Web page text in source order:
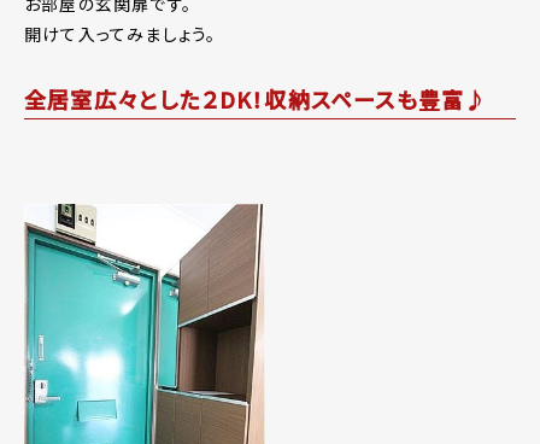
開けて入ってみましょう。
全居室広々とした２DK！収納スペースも豊富♪